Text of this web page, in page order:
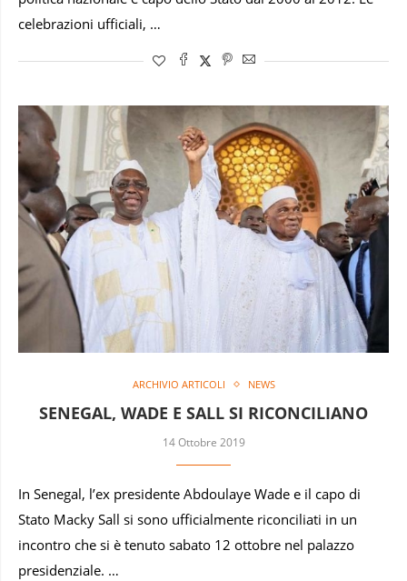
celebrazioni ufficiali, …
ARCHIVIO ARTICOLI NEWS
SENEGAL, WADE E SALL SI RICONCILIANO
14 Ottobre 2019
In Senegal, l’ex presidente Abdoulaye Wade e il capo di
Stato Macky Sall si sono ufficialmente riconciliati in un
incontro che si è tenuto sabato 12 ottobre nel palazzo
presidenziale. …